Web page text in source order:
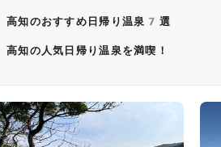
高知のおすすめ日帰り温泉7選
高知の人気日帰り温泉を満喫！